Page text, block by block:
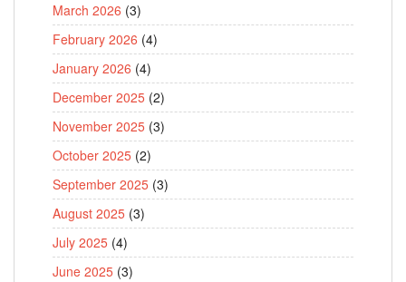
March 2026 (3)
February 2026 (4)
January 2026 (4)
December 2025 (2)
November 2025 (3)
October 2025 (2)
September 2025 (3)
August 2025 (3)
July 2025 (4)
June 2025 (3)